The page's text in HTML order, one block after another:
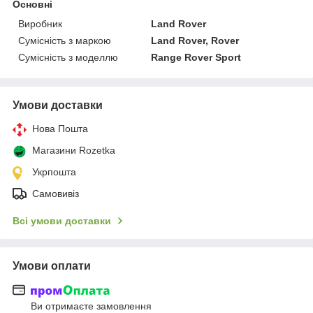
Основні
Виробник
Land Rover
Сумісність з маркою
Land Rover, Rover
Сумісність з моделлю
Range Rover Sport
Умови доставки
Нова Пошта
Магазини Rozetka
Укрпошта
Самовивіз
Всі умови доставки
Умови оплати
Ви отримаєте замовлення